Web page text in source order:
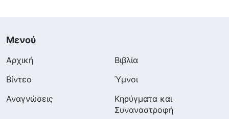
Μενού
Αρχική
Βιβλία
Βίντεο
Ύμνοι
Αναγνώσεις
Κηρύγματα και
Συναναστροφή